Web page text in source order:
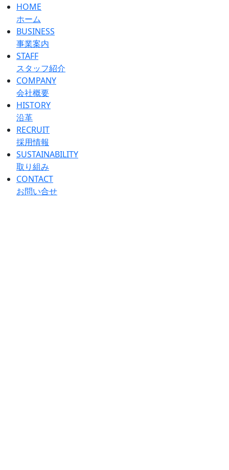
HOME
ホーム
BUSINESS
事業案内
STAFF
スタッフ紹介
COMPANY
会社概要
HISTORY
沿革
RECRUIT
採用情報
SUSTAINABILITY
取り組み
CONTACT
お問い合せ